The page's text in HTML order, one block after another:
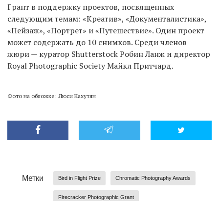
Грант в поддержку проектов, посвященных
следующим темам: «Креатив», «Документалистика»,
«Пейзаж», «Портрет» и «Путешествие». Один проект
может содержать до 10 снимков. Среди членов
жюри — куратор Shutterstock Робин Ланж и директор
Royal Photographic Society Майкл Притчард.
Фото на обложке: Люси Кахутян
Метки Bird in Flight Prize Chromatic Photography Awards
Firecracker Photographic Grant